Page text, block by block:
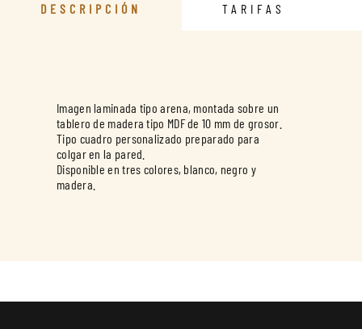
DESCRIPCIÓN TARIFAS
Imagen laminada tipo arena, montada sobre un
tablero de madera tipo MDF de 10 mm de grosor.
Tipo cuadro personalizado preparado para
colgar en la pared.
Disponible en tres colores, blanco, negro y
madera.